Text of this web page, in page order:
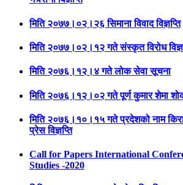
मिति २०७७।०२।२६ सिमाना विवाद विज्ञप्ति
मिति २०७७।०२।१२ गते संस्कृत विरोध
मिति २०७६।१२।४ गते लोक सेवा सूचना
मिति २०७६।१२।०२ गते पूर्ण कुमार शेमा शोक
मिति २०७६।१०।१५ गते प्रदेशको नाम
प्रेस विज्ञप्ति
Call for Papers International
Studies -2020